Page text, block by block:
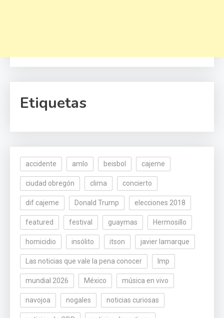
Etiquetas
accidente amlo beisbol cajeme
ciudad obregón clima concierto
dif cajeme Donald Trump elecciones 2018
featured festival guaymas Hermosillo
homicidio insólito itson javier lamarque
Las noticias que vale la pena conocer lmp
mundial 2026 México música en vivo
navojoa nogales noticias curiosas